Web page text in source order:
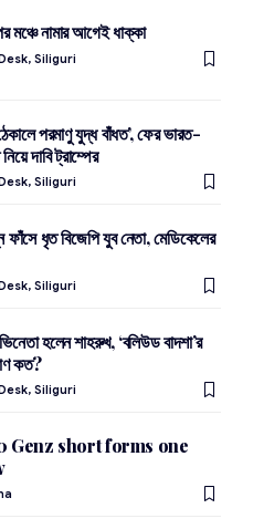
মঞ্চে নামার আগেই ধাক্কা
Siliguri
পরমাণু যুদ্ধ বাঁধত’, ফের ভারত-
দাবি ট্রাম্পের
Siliguri
ফাঁসে ধৃত বিজেপি যুব নেতা, মেডিকেলের
Siliguri
হলেন শাহরুখ, ‘বলিউড বাদশা’র
কত?
Siliguri
Genz short forms one